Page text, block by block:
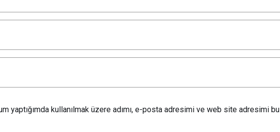
yaptığımda kullanılmak üzere adımı, e-posta adresimi ve web site adresimi bu